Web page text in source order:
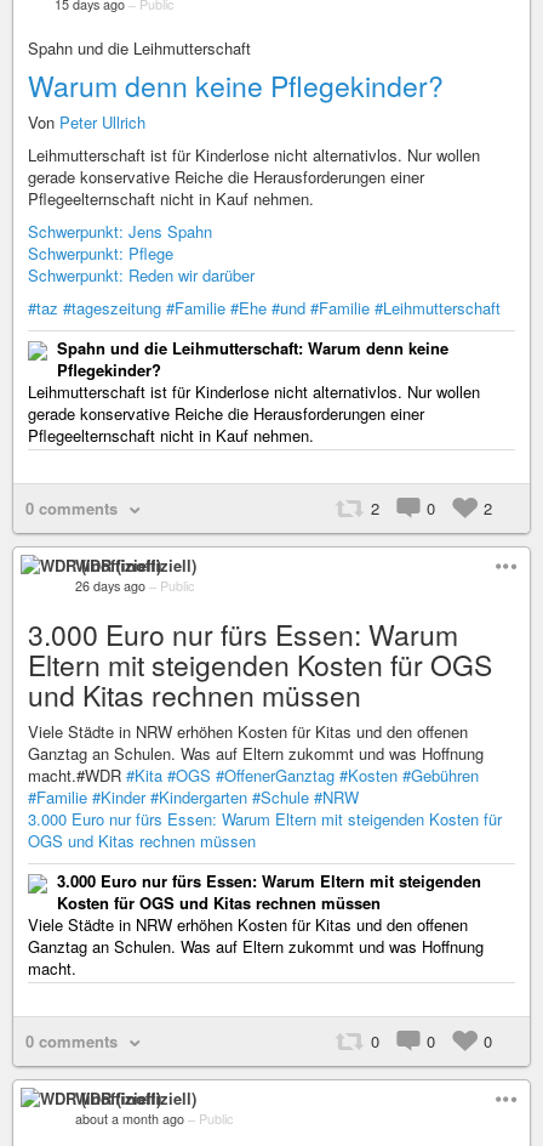
15 days ago – Public
Spahn und die Leihmutterschaft
Warum denn keine Pflegekinder?
Von Peter Ullrich
Leihmutterschaft ist für Kinderlose nicht alternativlos. Nur wollen
gerade konservative Reiche die Herausforderungen einer
Pflegeelternschaft nicht in Kauf nehmen.
Schwerpunkt: Jens Spahn
Schwerpunkt: Pflege
Schwerpunkt: Reden wir darüber
#taz #tageszeitung #Familie #Ehe #und #Familie #Leihmutterschaft
Spahn und die Leihmutterschaft: Warum denn keine
Pflegekinder?
Leihmutterschaft ist für Kinderlose nicht alternativlos. Nur wollen
gerade konservative Reiche die Herausforderungen einer
Pflegeelternschaft nicht in Kauf nehmen.
0 comments 2 0 2
WDR (inoffiziell)
26 days ago – Public
3.000 Euro nur fürs Essen: Warum
Eltern mit steigenden Kosten für OGS
und Kitas rechnen müssen
Viele Städte in NRW erhöhen Kosten für Kitas und den offenen
Ganztag an Schulen. Was auf Eltern zukommt und was Hoffnung
macht.#WDR #Kita #OGS #OffenerGanztag #Kosten #Gebühren
#Familie #Kinder #Kindergarten #Schule #NRW
3.000 Euro nur fürs Essen: Warum Eltern mit steigenden Kosten für
OGS und Kitas rechnen müssen
3.000 Euro nur fürs Essen: Warum Eltern mit steigenden
Kosten für OGS und Kitas rechnen müssen
Viele Städte in NRW erhöhen Kosten für Kitas und den offenen
Ganztag an Schulen. Was auf Eltern zukommt und was Hoffnung
macht.
0 comments 0 0 0
WDR (inoffiziell)
about a month ago – Public